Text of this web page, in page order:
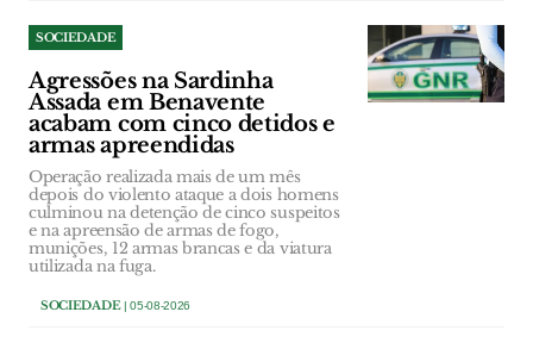
SOCIEDADE
Agressões na Sardinha
Assada em Benavente
acabam com cinco detidos e
armas apreendidas
Operação realizada mais de um mês
depois do violento ataque a dois homens
culminou na detenção de cinco suspeitos
e na apreensão de armas de fogo,
munições, 12 armas brancas e da viatura
utilizada na fuga.
SOCIEDADE| 05-08-2026